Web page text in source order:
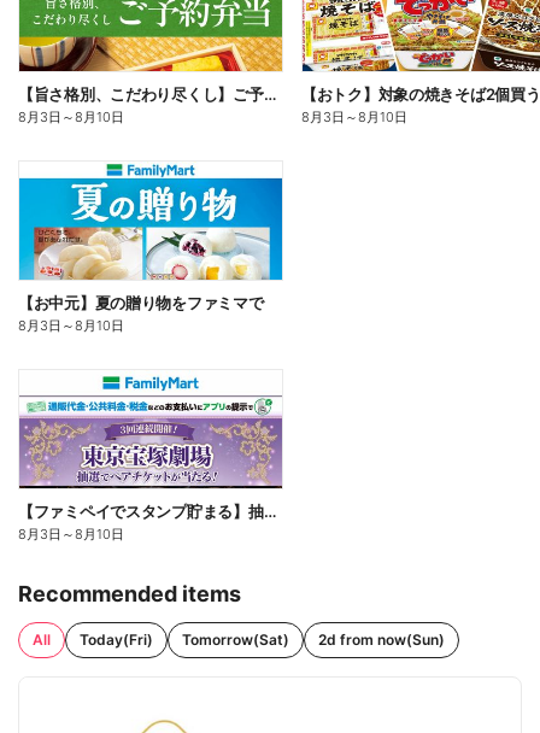
【旨さ格別、こだわり尽くし】ご予約弁当
8月3日 ～8月10日 8月3日 ～8月10日
【お中元】夏の贈り物をファミマで
8月3日 ～8月10日
【ファミペイでスタンプ貯まる】抽選でペアチケットが当たる!
8月3日 ～8月10日
Recommended items
All Today(Fri) Tomorrow(Sat) 2d from now(Sun)